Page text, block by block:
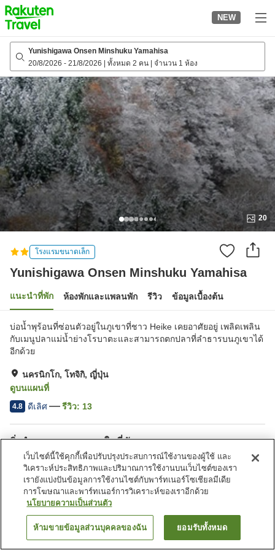
to
top
page
NEW
Yunishigawa Onsen Minshuku Yamahisa
20/8/2026 - 21/8/2026 ทั้งหมด 2 คน จำนวน 1 ห้อง
20
โรงแรมขนาดเล็ก
Yunishigawa Onsen Minshuku Yamahisa
แนะนำที่พัก ห้องพักและแพลนพัก รีวิว ข้อมูลเบื้องต้น
บ่อน้ำพุร้อนที่ซ่อนตัวอยู่ในภูเขาที่ชาว Heike เคยอาศัยอยู่ เพลิดเพลิน
กับเมนูปลาแม่น้ำย่างโรบาตะและสามารถตกปลาที่ลำธารบนภูเขาได้
อีกด้วย
นครนิกโก, โทจิกิ, ญี่ปุ่น
ดูบนแผนที่
4.8 ดีเลิศ รีวิว: 13
สิ่งอำนวยความสะดวกในที่พัก
ที่จอดรถ
ห้องอาบน้ำใหญ่ (มีบ่อน้ำพุ
ร้อน)
หน้าแรก ญี่ปุ่น โทจิกิ
Yunishigawa Onsen Minshuku Yamahisa
ค้นหาห้องพัก
เว็บไซต์นี้ใช้คุกกี้เพื่อปรับปรุงประสบการณ์ใช้งานของผู้ใช้ และ
วิเคราะห์ประสิทธิภาพและปริมาณการใช้งานบนเว็บไซต์ของเรา
เรายังแบ่งปันข้อมูลการใช้งานไซต์กับพาร์ทเนอร์โซเชียลมีเดีย
การโฆษณาและพาร์ทเนอร์การวิเคราะห์ของเราอีกด้วย
นโยบายความเป็นส่วนตัว
ห้ามขายข้อมูลส่วนบุคคลของฉัน ยอมรับทั้งหมด